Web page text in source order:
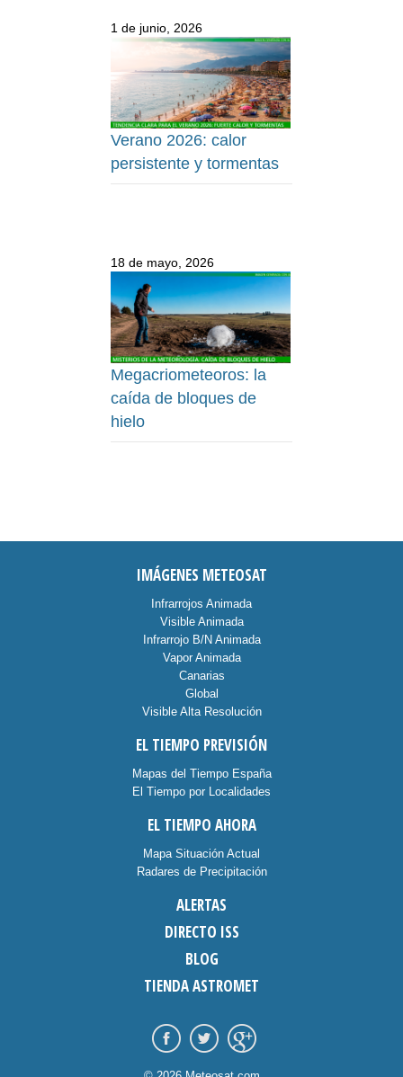
1 de junio, 2026
Verano 2026: calor
persistente y tormentas
18 de mayo, 2026
Megacriometeoros: la
caída de bloques de
hielo
IMÁGENES METEOSAT
Infrarrojos Animada
Visible Animada
Infrarrojo B/N Animada
Vapor Animada
Canarias
Global
Visible Alta Resolución
EL TIEMPO PREVISIÓN
Mapas del Tiempo España
El Tiempo por Localidades
EL TIEMPO AHORA
Mapa Situación Actual
Radares de Precipitación
ALERTAS
DIRECTO ISS
BLOG
TIENDA ASTROMET